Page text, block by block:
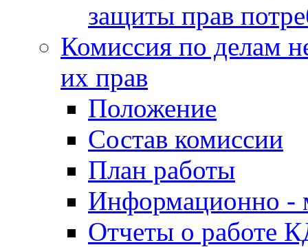
защиты прав
Комиссия по делам
их прав
Положение
Состав комиссии
План работы
Информационно -
Отчеты о работе